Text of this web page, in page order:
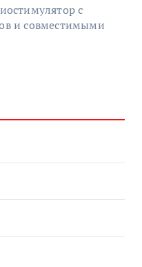
с
и совместимыми